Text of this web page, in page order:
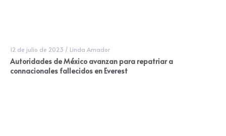
12 de julio de 2023 / Linda Amador
Autoridades de México avanzan para repatriar a
connacionales fallecidos en Everest